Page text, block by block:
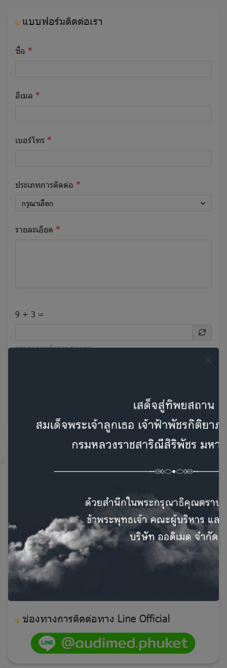
แบบฟอร์มติดต่อเรา
ชื่อ
อีเมล
เบอร์โทร
ประเภทการติดต่อ
กรุณาเลือก
รายละเอียด
9 + 3 =
กรุณากรอกคำตอบของคุณ
ส่งข้อความ
ภาพหน้าสำนักงาน
ช่องทางการติดต่อทาง Line Official